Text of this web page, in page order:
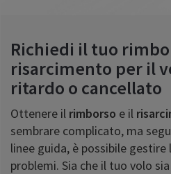
Richiedi il tuo
risarcimento per il
ritardo o cancellato
Ottenere il rimborso e il
sembrare complicato, ma
linee guida, è possibile
problemi. Sia che il tuo volo